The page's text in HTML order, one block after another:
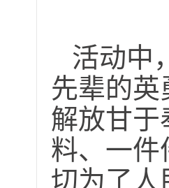
活动中
先辈的
解放甘于
料、一件
切为了人